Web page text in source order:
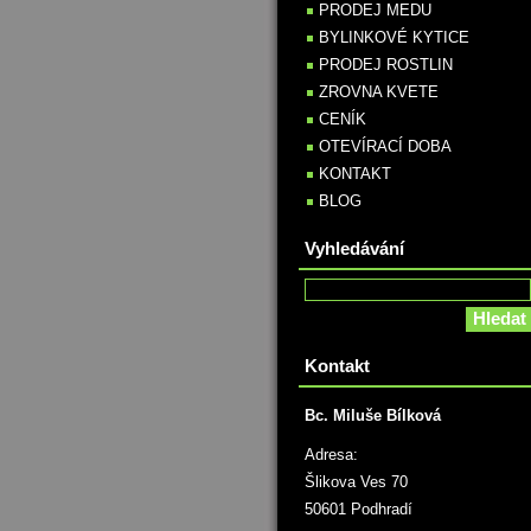
PRODEJ MEDU
BYLINKOVÉ KYTICE
PRODEJ ROSTLIN
ZROVNA KVETE
CENÍK
OTEVÍRACÍ DOBA
KONTAKT
BLOG
Vyhledávání
Kontakt
Bc. Miluše Bílková
Adresa:
Šlikova Ves 70
50601 Podhradí